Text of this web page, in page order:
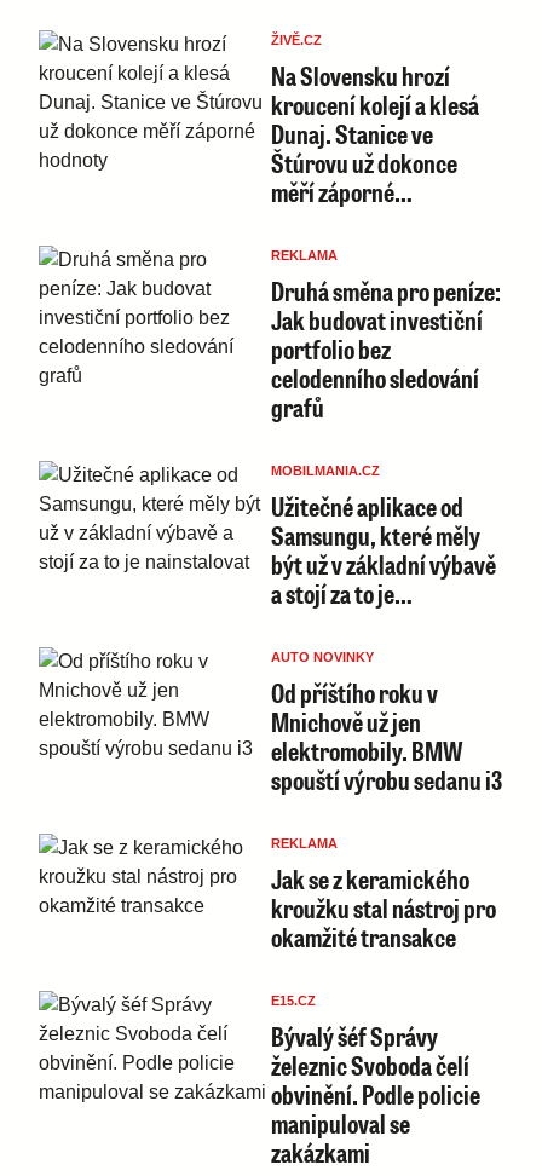
ŽIVĚ.CZ
Na Slovensku hrozí
kroucení kolejí a klesá
Dunaj. Stanice ve
Štúrovu už dokonce
měří záporné…
REKLAMA
Druhá směna pro peníze:
Jak budovat investiční
portfolio bez
celodenního sledování
grafů
MOBILMANIA.CZ
Užitečné aplikace od
Samsungu, které měly
být už v základní výbavě
a stojí za to je…
AUTO NOVINKY
Od příštího roku v
Mnichově už jen
elektromobily. BMW
spouští výrobu sedanu i3
REKLAMA
Jak se z keramického
kroužku stal nástroj pro
okamžité transakce
E15.CZ
Bývalý šéf Správy
železnic Svoboda čelí
obvinění. Podle policie
manipuloval se
zakázkami